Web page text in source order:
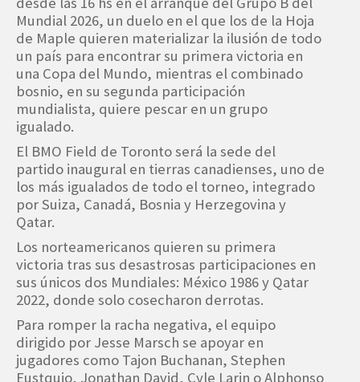
Mundial 2026, un duelo en el que los de la Hoja
de Maple quieren materializar la ilusión de todo
un país para encontrar su primera victoria en
una Copa del Mundo, mientras el combinado
bosnio, en su segunda participación
mundialista, quiere pescar en un grupo
igualado.
El BMO Field de Toronto será la sede del
partido inaugural en tierras canadienses, uno de
los más igualados de todo el torneo, integrado
por Suiza, Canadá, Bosnia y Herzegovina y
Qatar.
Los norteamericanos quieren su primera
victoria tras sus desastrosas participaciones en
sus únicos dos Mundiales: México 1986 y Qatar
2022, donde solo cosecharon derrotas.
Para romper la racha negativa, el equipo
dirigido por Jesse Marsch se apoyar en
jugadores como Tajon Buchanan, Stephen
Eustquio, Jonathan David, Cyle Larin o Alphonso